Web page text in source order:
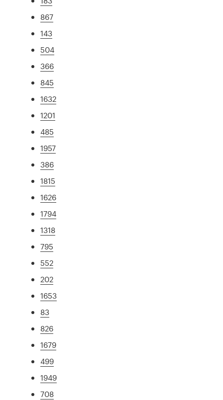
867
143
504
366
845
1632
1201
485
1957
386
1815
1626
1794
1318
795
552
202
1653
83
826
1679
499
1949
708